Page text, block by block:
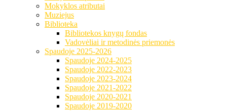
Mokyklos atributai
Muziejus
Biblioteka
Bibliotekos knygų fondas
Vadovėliai ir metodinės priemonės
Spaudoje 2025-2026
Spaudoje 2024-2025
Spaudoje 2022-2023
Spaudoje 2023-2024
Spaudoje 2021-2022
Spaudoje 2020-2021
Spaudoje 2019-2020